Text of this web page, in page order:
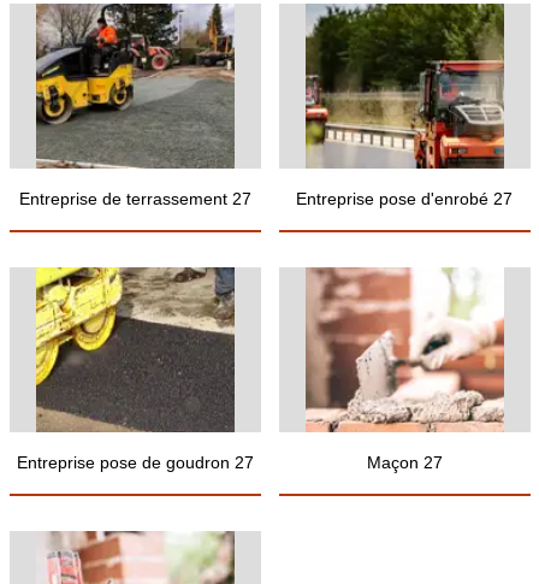
Entreprise de terrassement 27 Entreprise pose d'enrobé 27
Entreprise pose de goudron 27 Maçon 27